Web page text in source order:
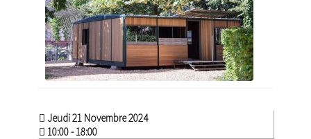
Jeudi 21 Novembre 2024
10:00 - 18:00